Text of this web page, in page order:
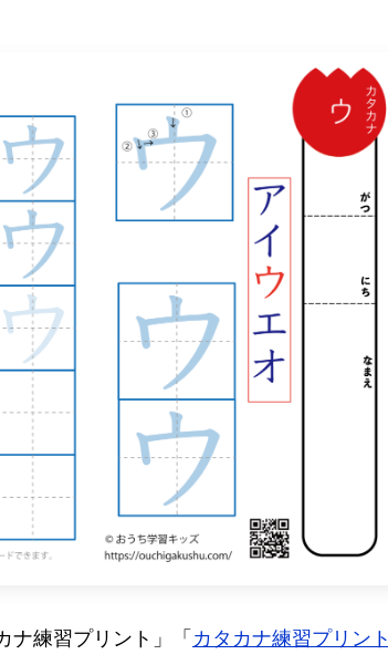
ナ練習プリント」「 カタカナ練習プリント